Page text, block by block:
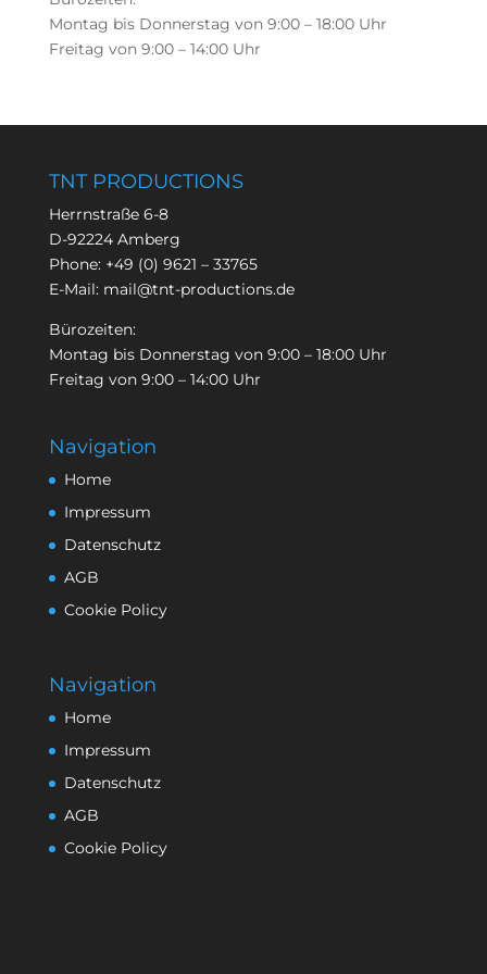
Montag bis Donnerstag von 9:00 – 18:00 Uhr
Freitag von 9:00 – 14:00 Uhr
TNT PRODUCTIONS
Herrnstraße 6-8
D-92224 Amberg
Phone: +49 (0) 9621 – 33765
E-Mail: mail@tnt-productions.de
Bürozeiten:
Montag bis Donnerstag von 9:00 – 18:00 Uhr
Freitag von 9:00 – 14:00 Uhr
Navigation
Home
Impressum
Datenschutz
AGB
Cookie Policy
Navigation
Home
Impressum
Datenschutz
AGB
Cookie Policy